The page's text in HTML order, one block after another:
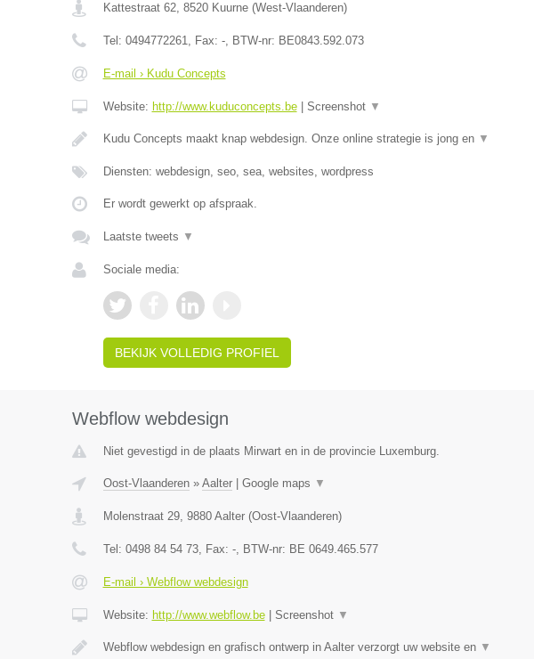
Kattestraat 62, 8520 Kuurne(West-Vlaanderen)
Tel: 0494772261, Fax: -, BTW-nr: BE0843.592.073
E-mail › Kudu Concepts
Website: http://www.kuduconcepts.be| Screenshot ▼
Kudu Concepts maakt knap webdesign. Onze online strategie is jong en ▼
Diensten: webdesign, seo, sea, websites, wordpress
Er wordt gewerkt op afspraak.
Laatste tweets ▼
Sociale media:
BEKIJK VOLLEDIG PROFIEL
Webflow webdesign
Niet gevestigd in de plaats Mirwart en in de provincie Luxemburg.
Oost-Vlaanderen» Aalter| Google maps ▼
Molenstraat 29, 9880 Aalter(Oost-Vlaanderen)
Tel: 0498 84 54 73, Fax: -, BTW-nr: BE 0649.465.577
E-mail › Webflow webdesign
Website: http://www.webflow.be| Screenshot ▼
Webflow webdesign en grafisch ontwerp in Aalter verzorgt uw website en ▼